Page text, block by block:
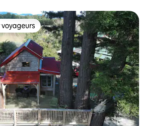
les plus appréciés